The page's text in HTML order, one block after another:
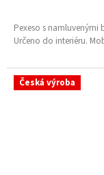
Pexeso s
Určeno do interiéru.
Česká výroba